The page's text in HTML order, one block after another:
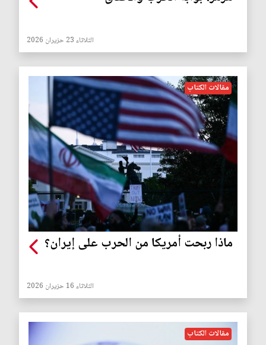
الثلاثاء 23 حزيران 2026
مقالات الكتاب
ماذا ربحت أمريكا من الحرب على إيران؟
الثلاثاء 16 حزيران 2026
مقالات الكتاب